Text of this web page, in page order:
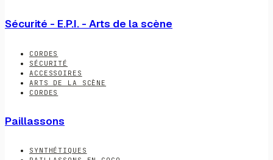
Sécurité - E.P.I. - Arts de la scène
CORDES
SÉCURITÉ
ACCESSOIRES
ARTS DE LA SCÈNE
CORDES
Paillassons
SYNTHÉTIQUES